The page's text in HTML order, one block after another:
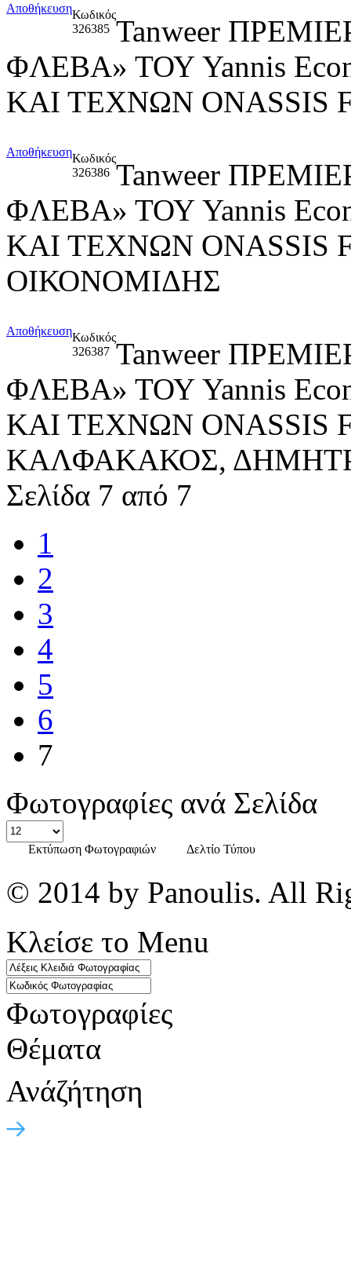
ΑποθήκευσηΚωδικός
326385 Tanweer
ΦΛΕΒΑ» ΤΟΥ Yannis
ΚΑΙ ΤΕΧΝΩΝ ONASSIS
ΑποθήκευσηΚωδικός
326386 Tanweer
ΦΛΕΒΑ» ΤΟΥ Yannis
ΚΑΙ ΤΕΧΝΩΝ ONASSIS
ΟΙΚΟΝΟΜΙΔΗΣ
ΑποθήκευσηΚωδικός
326387 Tanweer
ΦΛΕΒΑ» ΤΟΥ Yannis
ΚΑΙ ΤΕΧΝΩΝ ONASSIS
ΚΑΛΦΑΚΑΚΟΣ,
Σελίδα 7 από 7
1
2
3
4
5
6
7
Φωτογραφίες ανά Σελίδα
Εκτύπωση Φωτογραφιών Δελτίο Τύπου
© 2014 by Panoulis. All
Κλείσε το Menu
Φωτογραφίες
Θέματα
Ανάζήτηση